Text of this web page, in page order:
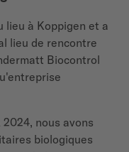
lieu à Koppigen et a
lieu de rencontre
Biocontrol
nous avons
biologiques